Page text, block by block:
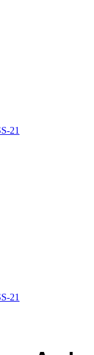
21
21